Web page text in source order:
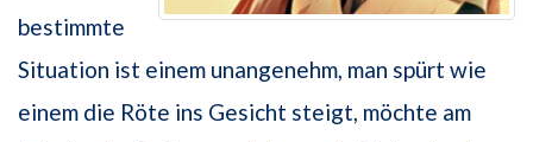
bestimmte
Situation ist einem unangenehm, man spürt wie
einem die Röte ins Gesicht steigt, möchte am